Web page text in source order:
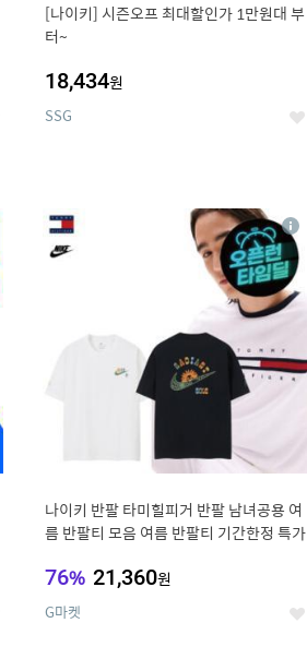
[나이키] 시즌오프 최대할인가 1만원대 부
터~
18,434원
SSG 좋
15
나이키 반팔 타미힐피거 반팔 남녀공용 여
름 반팔티 모음 여름 반팔티 기간한정 특가
76% 21,360원
G마켓 좋
상
세